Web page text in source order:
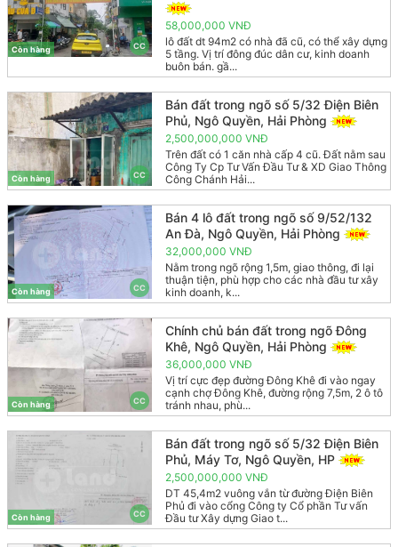
CC
Còn hàng
58,000,000 VNĐ
lô đất dt 94m2 có nhà đã cũ, có thể xây dựng
5 tầng. Vị trí đông đúc dân cư, kinh doanh
buôn bán. gầ...
CC
Còn hàng
Bán đất trong ngõ số 5/32 Điện Biên
Phủ, Ngô Quyền, Hải Phòng
2,500,000,000 VNĐ
Trên đất có 1 căn nhà cấp 4 cũ. Đất nằm sau
Công Ty Cp Tư Vấn Đầu Tư & XD Giao Thông
Công Chánh Hải...
CC
Còn hàng
Bán 4 lô đất trong ngõ số 9/52/132
An Đà, Ngô Quyền, Hải Phòng
32,000,000 VNĐ
Nằm trong ngõ rộng 1,5m, giao thông, đi lại
thuận tiện, phù hợp cho các nhà đầu tư xây
kinh doanh, k...
CC
Còn hàng
Chính chủ bán đất trong ngõ Đông
Khê, Ngô Quyền, Hải Phòng
36,000,000 VNĐ
Vị trí cực đẹp đường Đông Khê đi vào ngay
cạnh chợ Đông Khê, đường rộng 7,5m, 2 ô tô
tránh nhau, phù...
CC
Còn hàng
Bán đất trong ngõ số 5/32 Điện Biên
Phủ, Máy Tơ, Ngô Quyền, HP
2,500,000,000 VNĐ
DT 45,4m2 vuông vắn từ đường Điện Biên
Phủ đi vào cổng Công ty Cổ phần Tư vấn
Đầu tư Xây dựng Giao t...